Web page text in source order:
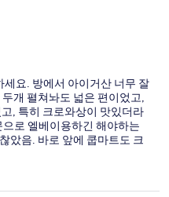
요. 방에서 아이거산 너무 잘
개 펼쳐놔도 넓은 편이었고,
, 특히 크로와상이 맛있더라
로 엘베이용하긴 해야하는
았음. 바로 앞에 쿱마트도 크
하다더라고요. 다시 여행가